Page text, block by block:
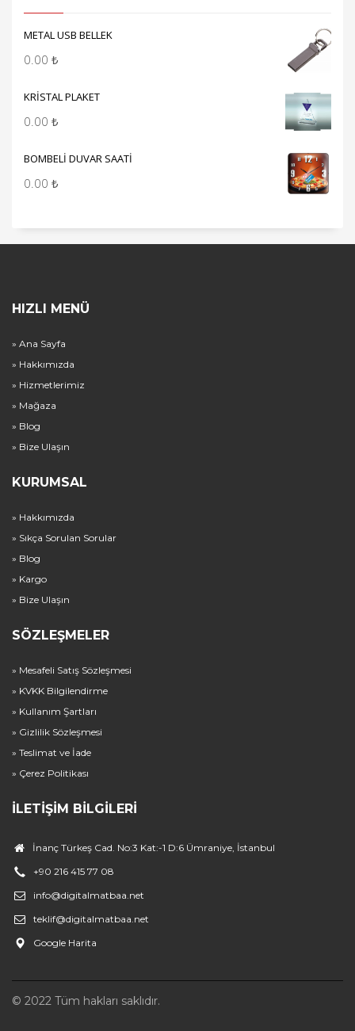
METAL USB BELLEK
0.00 ₺
KRİSTAL PLAKET
0.00 ₺
BOMBELİ DUVAR SAATİ
0.00 ₺
HIZLI MENÜ
» Ana Sayfa
» Hakkımızda
» Hizmetlerimiz
» Mağaza
» Blog
» Bize Ulaşın
KURUMSAL
» Hakkımızda
» Sıkça Sorulan Sorular
» Blog
» Kargo
» Bize Ulaşın
SÖZLEŞMELER
» Mesafeli Satış Sözleşmesi
» KVKK Bilgilendirme
» Kullanım Şartları
» Gizlilik Sözleşmesi
» Teslimat ve İade
» Çerez Politikası
İLETIŞIM BILGILERI
İnanç Türkeş Cad. No:3 Kat:-1 D:6 Ümraniye, İstanbul
+90 216 415 77 08
info@digitalmatbaa.net
teklif@digitalmatbaa.net
Google Harita
© 2022 Tüm hakları saklıdır.